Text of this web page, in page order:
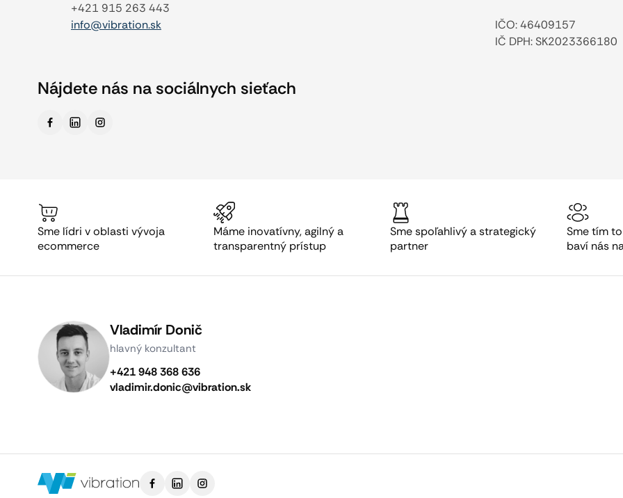
+421 915 263 443
info@vibration.sk
IČO: 46409157
IČ DPH: SK2023366180
Nájdete nás na sociálnych sieťach
Sme lídri v oblasti vývoja
ecommerce
Máme inovatívny, agilný a
transparentný prístup
Sme spoľahlivý a strategický
partner
Sme tím
baví nás
Vladimír Donič
hlavný konzultant
+421 948 368 636
vladimir.donic@vibration.sk